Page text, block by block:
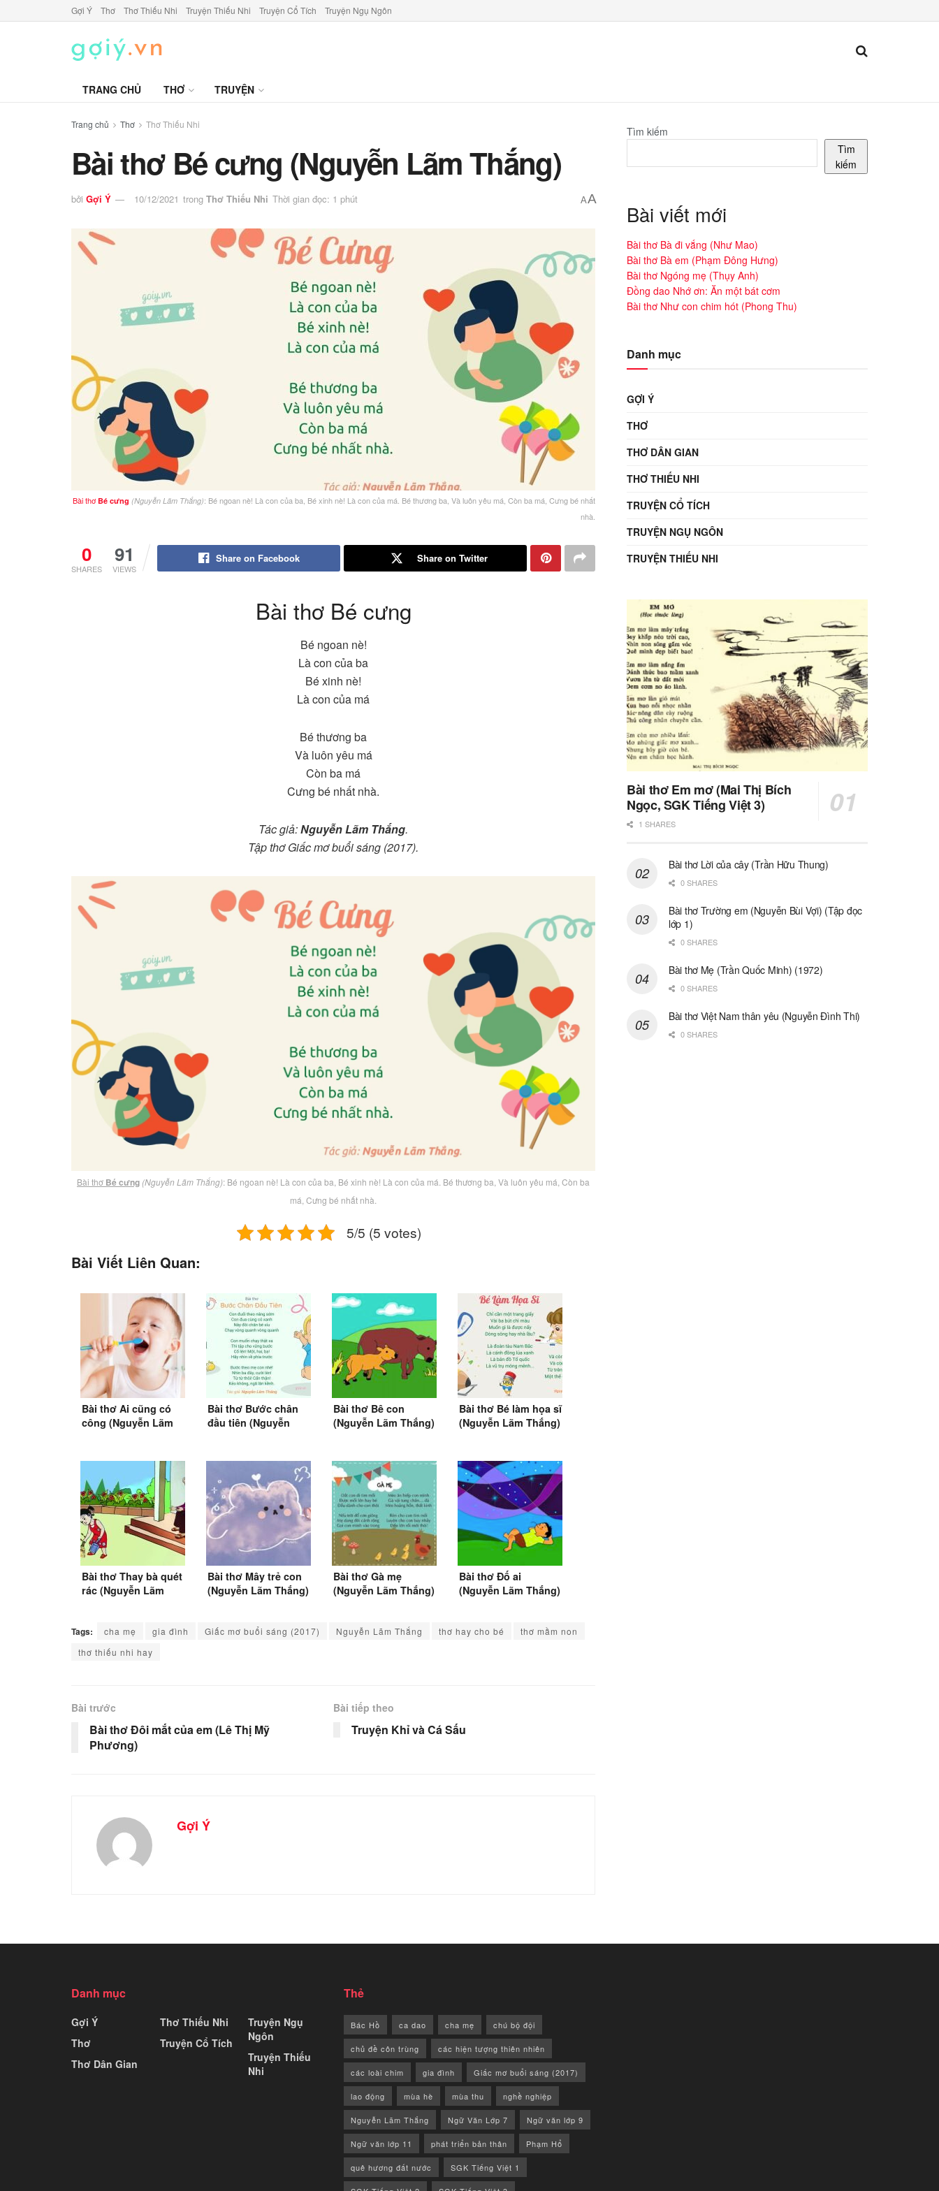
Gợi Ý Thơ Thơ Thiếu Nhi Truyện Thiếu Nhi Truyện Cổ Tích Truyện Ngụ Ngôn
TRANG CHỦ THƠ TRUYỆN
Trang chủ Thơ Thơ Thiếu Nhi
Bài thơ Bé cưng (Nguyễn Lãm Thắng)
bởi Gợi Ý 10/12/2021 trong Thơ Thiếu Nhi Thời gian đọc: 1 phút AA
Bài thơBé cưng (Nguyễn Lãm Thắng): Bé ngoan nè! Là con của ba, Bé xinh nè! Là con của má. Bé thương ba, Và luôn yêu má, Còn ba má, Cưng bé nhất
nhà.
0
SHARES
91
VIEWS
Share on Facebook Share on Twitter
Bài thơ Bé cưng
Bé ngoan nè!
Là con của ba
Bé xinh nè!
Là con của má
Bé thương ba
Và luôn yêu má
Còn ba má
Cưng bé nhất nhà.
Tác giả:Nguyễn Lãm Thắng.
Tập thơ Giấc mơ buổi sáng (2017).
Bài thơ Bé cưng (Nguyễn Lãm Thắng): Bé ngoan nè! Là con của ba, Bé xinh nè! Là con của má. Bé thương ba, Và luôn yêu má, Còn ba
má, Cưng bé nhất nhà.
5/5 (5 votes)
Bài Viết Liên Quan:
Bài thơ Ai cũng có
công (Nguyễn Lãm
Bài thơ Bước chân
đầu tiên (Nguyễn
Bài thơ Bê con
(Nguyễn Lãm Thắng)
Bài thơ Bé làm họa sĩ
(Nguyễn Lãm Thắng)
Bài thơ Thay bà quét
rác (Nguyễn Lãm
Bài thơ Mây trẻ con
(Nguyễn Lãm Thắng)
Bài thơ Gà mẹ
(Nguyễn Lãm Thắng)
Bài thơ Đố ai
(Nguyễn Lãm Thắng)
Tags: cha mẹ gia đình Giấc mơ buổi sáng (2017) Nguyễn Lãm Thắng thơ hay cho bé
thơ mầm non
thơ thiếu nhi hay
Bài trước
Bài thơ Đôi mắt của em (Lê Thị Mỹ
Phương)
Bài tiếp theo
Truyện Khỉ và Cá Sấu
Gợi Ý
Tìm kiếm
Tìm
kiếm
Bài viết mới
Bài thơ Bà đi vắng (Như Mao)
Bài thơ Bà em (Phạm Đông Hưng)
Bài thơ Ngóng mẹ (Thụy Anh)
Đồng dao Nhớ ơn: Ăn một bát cơm
Bài thơ Như con chim hót (Phong Thu)
Danh mục
GỢI Ý
THƠ
THƠ DÂN GIAN
THƠ THIẾU NHI
TRUYỆN CỔ TÍCH
TRUYỆN NGỤ NGÔN
TRUYỆN THIẾU NHI
Bài thơ Em mơ (Mai Thị Bích
Ngọc, SGK Tiếng Việt 3)
1 SHARES
Bài thơ Lời của cây (Trần Hữu Thung)
0 SHARES
Bài thơ Trường em (Nguyễn Bùi Vợi) (Tập đọc
lớp 1)
0 SHARES
Bài thơ Mẹ (Trần Quốc Minh) (1972)
0 SHARES
Bài thơ Việt Nam thân yêu (Nguyễn Đình Thi)
0 SHARES
Danh mục
Gợi Ý
Thơ
Thơ Dân Gian
Thơ Thiếu Nhi
Truyện Cổ Tích
Truyện Ngụ
Ngôn
Truyện Thiếu
Nhi
Thẻ
Bác Hồ ca dao cha mẹ chú bộ đội
chủ đề côn trùng các hiện tượng thiên nhiên
các loài chim gia đình Giấc mơ buổi sáng (2017)
lao động mùa hè mùa thu nghề nghiệp
Nguyễn Lãm Thắng Ngữ Văn Lớp 7 Ngữ văn lớp 9
Ngữ văn lớp 11 phát triển bản thân Phạm Hổ
quê hương đất nước SGK Tiếng Việt 1